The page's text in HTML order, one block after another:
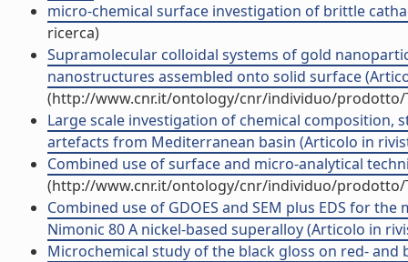
micro-chemical surface investigation of brittle
ricerca)
Supramolecular colloidal systems of gold
nanostructures assembled onto solid surface
(http://www.cnr.it/ontology/cnr/individuo/prodotto/
Large scale investigation of chemical
artefacts from Mediterranean basin (Articolo in
Combined use of surface and micro-analytical
(http://www.cnr.it/ontology/cnr/individuo/prodotto/
Combined use of GDOES and SEM plus EDS for
Nimonic 80 A nickel-based superalloy (Articolo in
Microchemical study of the black gloss on red-